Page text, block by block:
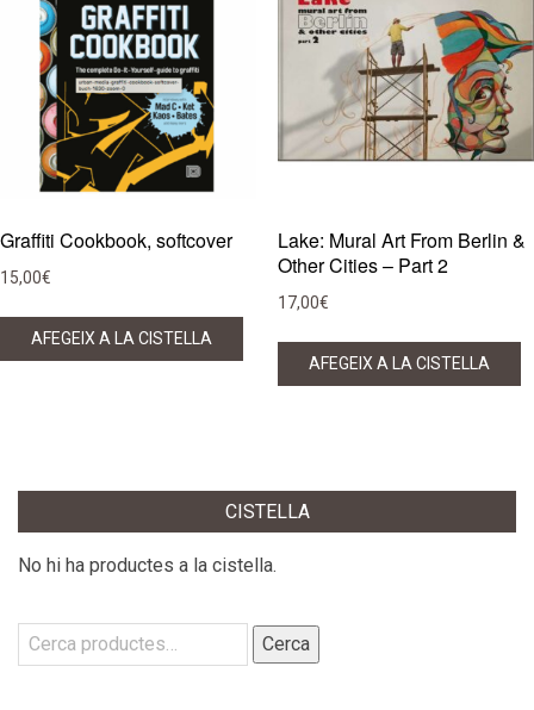
Graffiti Cookbook, softcover
15,00€
AFEGEIX A LA CISTELLA
Lake: Mural Art From Berlin &
Other Cities – Part 2
17,00€
AFEGEIX A LA CISTELLA
CISTELLA
No hi ha productes a la cistella.
Cerca: Cerca